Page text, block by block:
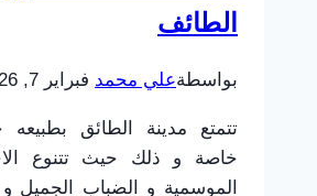
الطائف
بواسطةعلي محمد فبراير 7, 2026
تتمتع مدينة الطائق بطبيعه
خاصة و ذلك حيث تتنوع
الموسمية و الضباب الجميل